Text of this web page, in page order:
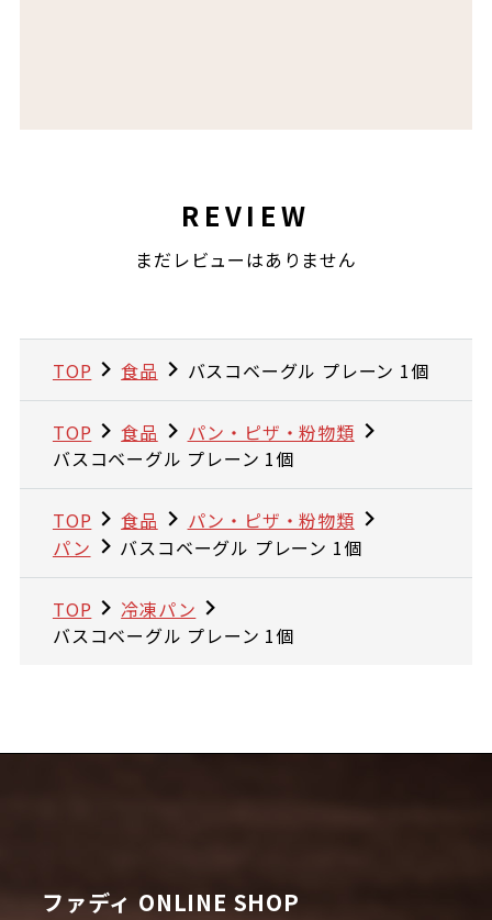
REVIEW
まだレビューはありません
TOP 食品 バスコベーグル プレーン 1個
TOP 食品
パン・ピザ・粉物類
バスコベーグル プレーン 1個
TOP 食品
パン・ピザ・粉物類
パン
バスコベーグル プレーン 1個
TOP
冷凍パン
バスコベーグル プレーン 1個
ファディ ONLINE SHOP